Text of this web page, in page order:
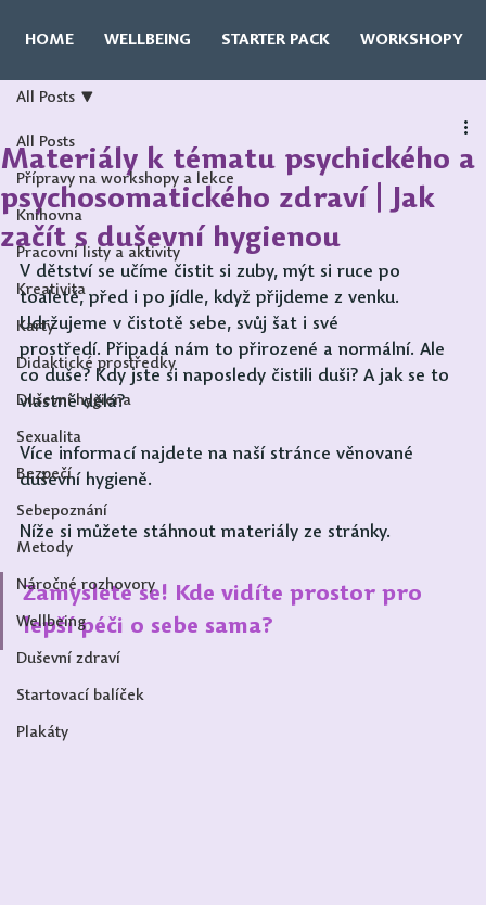
HOME WELLBEING STARTER PACK WORKSHOPY
All Posts
Přípravy na workshopy a lekce
Knihovna
Pracovní listy a aktivity
Kreativita
Karty
Didaktické prostředky
Duševní hygiena
Sexualita
Bezpečí
Sebepoznání
Metody
Náročné rozhovory
Wellbeing
Duševní zdraví
Startovací balíček
Plakáty
All Posts
Materiály k tématu psychického a
psychosomatického zdraví | Jak
začít s duševní hygienou
V dětství se učíme čistit si zuby, mýt si ruce po
toaletě, před i po jídle, když přijdeme z venku.
Udržujeme v čistotě sebe, svůj šat i své
prostředí. Připadá nám to přirozené a normální. Ale
co duše? Kdy jste si naposledy čistili duši? A jak se to
vlastně dělá?
Více informací najdete na naší stránce věnované
duševní hygieně.
Níže si můžete stáhnout materiály ze stránky.
Zamyslete se! Kde vidíte prostor pro
lepší péči o sebe sama?